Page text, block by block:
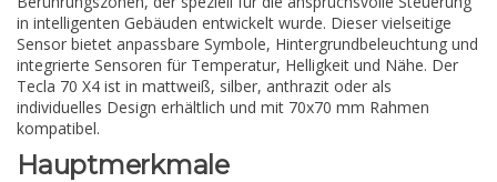
in intelligenten Gebäuden entwickelt wurde. Dieser vielseitige
Sensor bietet anpassbare Symbole, Hintergrundbeleuchtung und
integrierte Sensoren für Temperatur, Helligkeit und Nähe. Der
Tecla 70 X4 ist in mattweiß, silber, anthrazit oder als
individuelles Design erhältlich und mit 70x70 mm Rahmen
kompatibel.
Hauptmerkmale